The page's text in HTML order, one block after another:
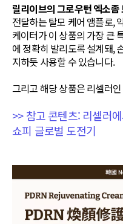
릴리이브의 그로우턴 엑소좀
전달하는 탈모 케어 앰플로,
케이터가 이 상품의 가장 큰
에 정확히 발리도록 설계돼,
지하듯 사용할 수 있습니다.
그리고 해당 상품은 리셀러
>> 참고 콘텐츠: 리셀러
쇼피 글로벌 도전기